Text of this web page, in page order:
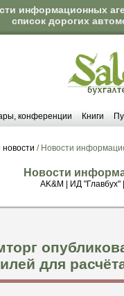
информационных
список дорогих
конференции Книги
новости / Новости
Новости
AK&M ИД "Главбух"|
для